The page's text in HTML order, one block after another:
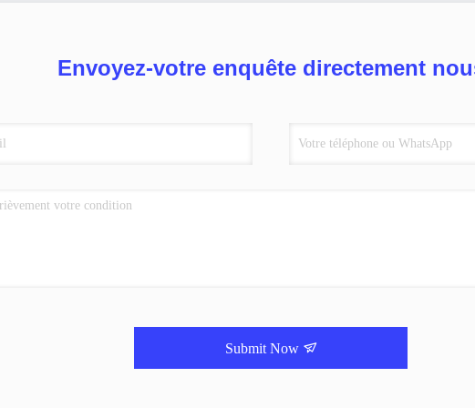
Envoyez-votre enquête directement
Submit Now